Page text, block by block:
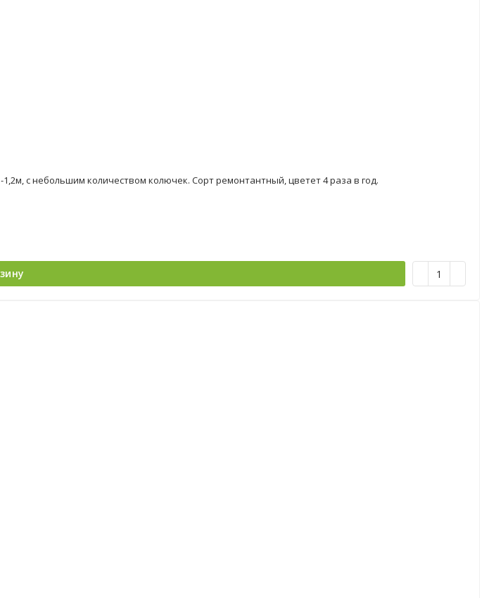
с небольшим количеством колючек. Сорт ремонтантный, цветет 4 раза в год.